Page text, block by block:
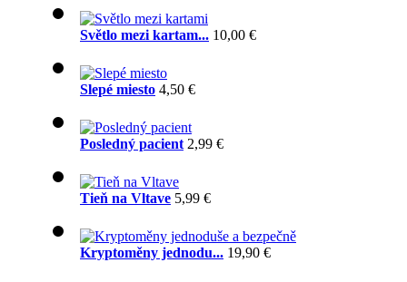
Světlo mezi kartam... 10,00 €
Slepé miesto 4,50 €
Posledný pacient 2,99 €
Tieň na Vltave 5,99 €
Kryptoměny jednodu... 19,90 €